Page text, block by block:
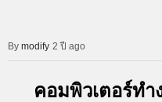
modify 2 ปี ago
คอมพิวเตอร์ทำ